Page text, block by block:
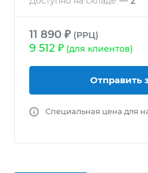
11 890 ₽ (РРЦ)
9 512 ₽ (для клиентов)
Отправить
Специальная цена для